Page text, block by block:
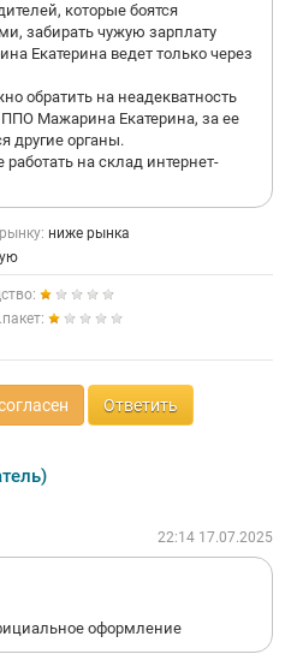
которые боятся
забирать чужую зарплату
Екатерина ведет только через
обратить на неадекватность
ППО Мажарина Екатерина, за ее
другие органы.
на склад интернет-
ниже рынка
Ответить
22:14 17.07.2025
оформление